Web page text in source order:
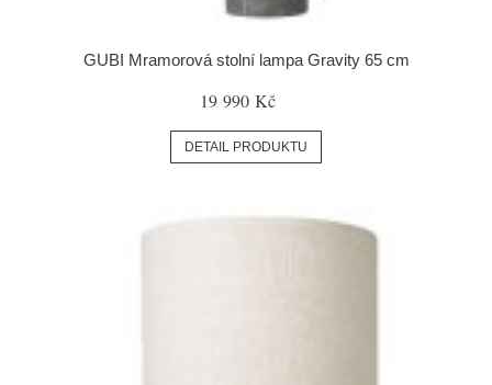
GUBI Mramorová stolní lampa Gravity 65 cm
19 990 Kč
DETAIL PRODUKTU